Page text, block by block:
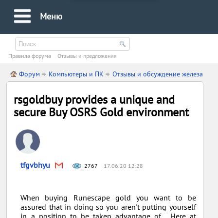
Меню
Правила форума Oтзывы и предложения
Форум Компьютеры и ПК Отзывы и обсуждение железа
rsgoldbuy provides a unique and
secure Buy OSRS Gold environment
tfgvbhyu 2767 17.06.20 12:28
When buying Runescape gold you want to be
assured that in doing so you aren't putting yourself
in a position to be taken advantage of. Here at